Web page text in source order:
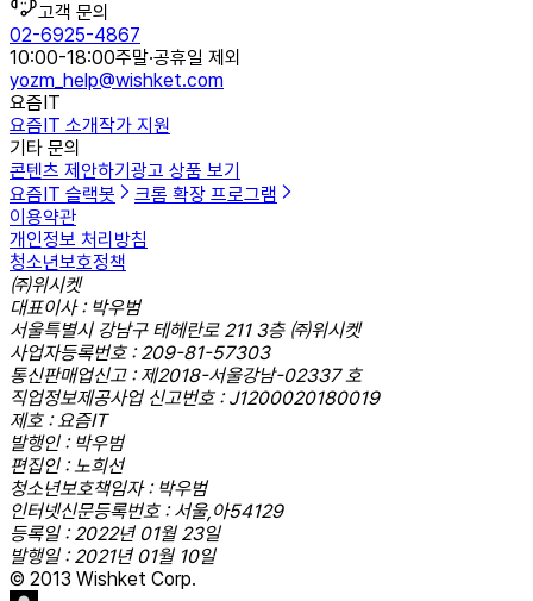
고객 문의
02-6925-4867
10:00-18:00주말·공휴일 제외
yozm_help@wishket.com
요즘IT
요즘IT 소개작가 지원
기타 문의
콘텐츠 제안하기 광고 상품 보기
요즘IT 슬랙봇
크롬 확장 프로그램
이용약관
개인정보 처리방침
청소년보호정책
㈜위시켓
대표이사 : 박우범
서울특별시 강남구 테헤란로 211 3층 ㈜위시켓
사업자등록번호 : 209-81-57303
통신판매업신고 : 제2018-서울강남-02337 호
직업정보제공사업 신고번호 : J1200020180019
제호 : 요즘IT
발행인 : 박우범
편집인 : 노희선
청소년보호책임자 : 박우범
인터넷신문등록번호 : 서울,아54129
등록일 : 2022년 01월 23일
발행일 : 2021년 01월 10일
© 2013 Wishket Corp.